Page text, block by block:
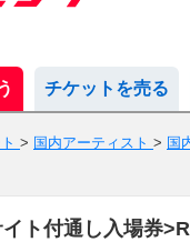
チケットを売る
> 国内アーティスト > 国
ト付通し入場券